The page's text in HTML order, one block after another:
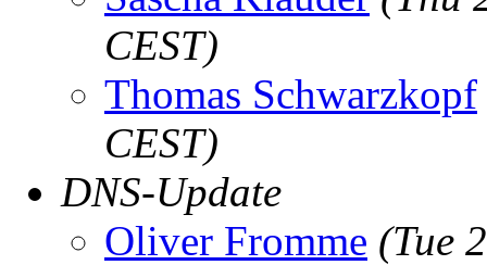
CEST)
Thomas Schwarzkopf
CEST)
DNS-Update
Oliver Fromme (Tue